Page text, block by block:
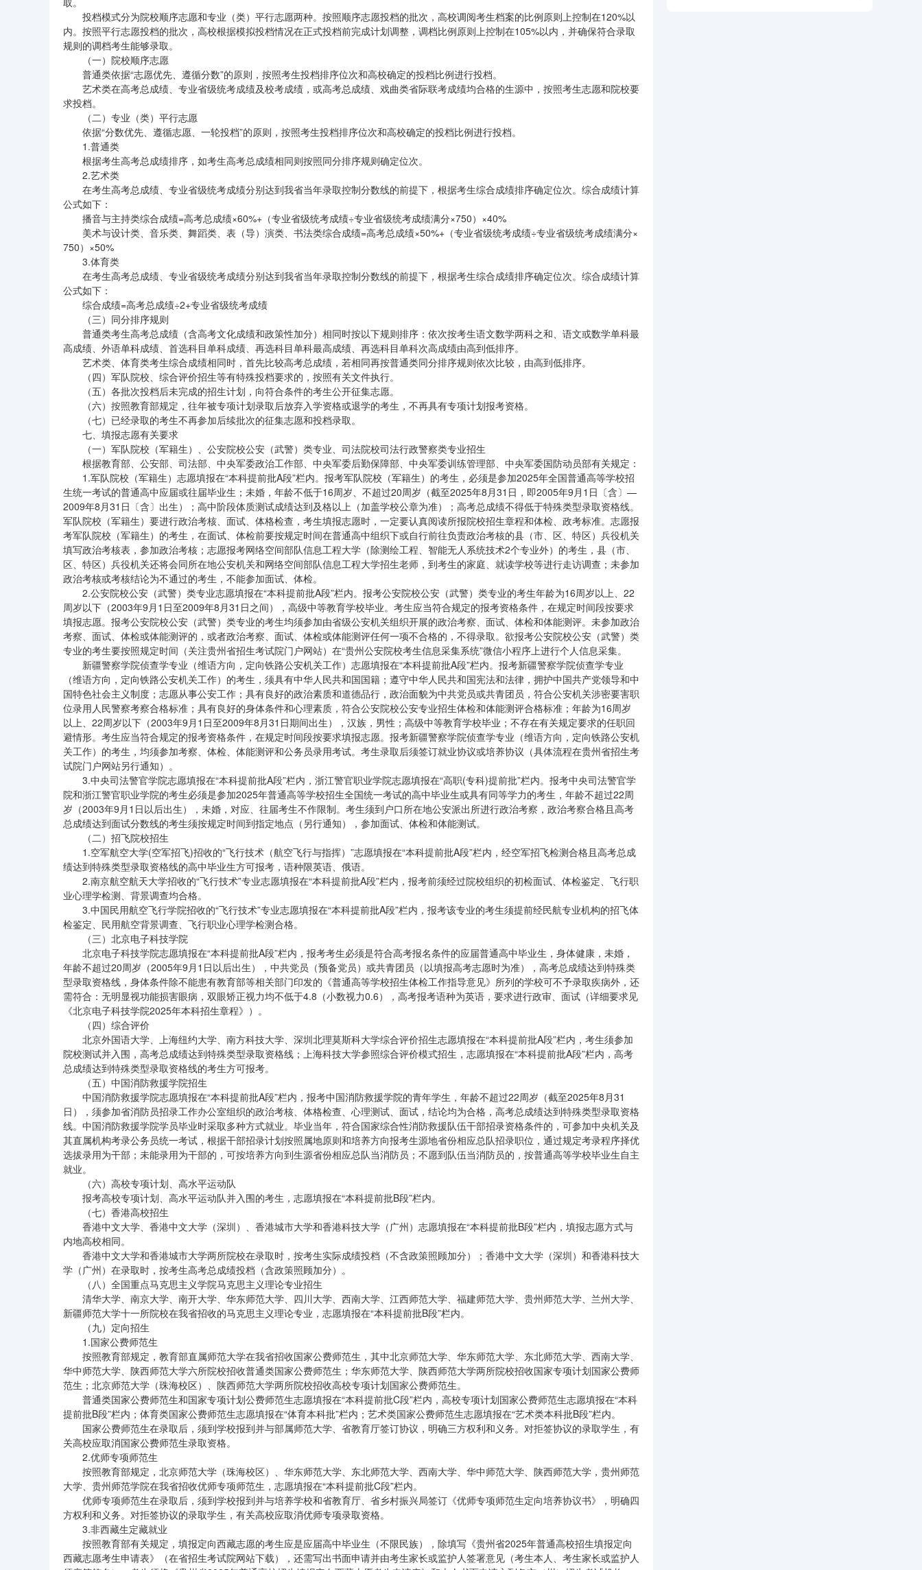
投档模式分为院校顺序志愿和专业（类）平行志愿两种。按照顺序志愿投档的批次，高校调阅考生档案的比例原则上控制在120%以
内。按照平行志愿投档的批次，高校根据模拟投档情况在正式投档前完成计划调整，调档比例原则上控制在105%以内，并确保符合录取
规则的调档考生能够录取。
（一）院校顺序志愿
普通类依据“志愿优先、遵循分数”的原则，按照考生投档排序位次和高校确定的投档比例进行投档。
艺术类在高考总成绩、专业省级统考成绩及校考成绩，或高考总成绩、戏曲类省际联考成绩均合格的生源中，按照考生志愿和院校要
求投档。
（二）专业（类）平行志愿
依据“分数优先、遵循志愿、一轮投档”的原则，按照考生投档排序位次和高校确定的投档比例进行投档。
1.普通类
根据考生高考总成绩排序，如考生高考总成绩相同则按照同分排序规则确定位次。
2.艺术类
在考生高考总成绩、专业省级统考成绩分别达到我省当年录取控制分数线的前提下，根据考生综合成绩排序确定位次。综合成绩计算
公式如下：
播音与主持类综合成绩=高考总成绩×60%+（专业省级统考成绩÷专业省级统考成绩满分×750）×40%
美术与设计类、音乐类、舞蹈类、表（导）演类、书法类综合成绩=高考总成绩×50%+（专业省级统考成绩÷专业省级统考成绩满分×
750）×50%
3.体育类
在考生高考总成绩、专业省级统考成绩分别达到我省当年录取控制分数线的前提下，根据考生综合成绩排序确定位次。综合成绩计算
公式如下：
综合成绩=高考总成绩÷2+专业省级统考成绩
（三）同分排序规则
普通类考生高考总成绩（含高考文化成绩和政策性加分）相同时按以下规则排序：依次按考生语文数学两科之和、语文或数学单科最
高成绩、外语单科成绩、首选科目单科成绩、再选科目单科最高成绩、再选科目单科次高成绩由高到低排序。
艺术类、体育类考生综合成绩相同时，首先比较高考总成绩，若相同再按普通类同分排序规则依次比较，由高到低排序。
（四）军队院校、综合评价招生等有特殊投档要求的，按照有关文件执行。
（五）各批次投档后未完成的招生计划，向符合条件的考生公开征集志愿。
（六）按照教育部规定，往年被专项计划录取后放弃入学资格或退学的考生，不再具有专项计划报考资格。
（七）已经录取的考生不再参加后续批次的征集志愿和投档录取。
七、填报志愿有关要求
（一）军队院校（军籍生）、公安院校公安（武警）类专业、司法院校司法行政警察类专业招生
根据教育部、公安部、司法部、中央军委政治工作部、中央军委后勤保障部、中央军委训练管理部、中央军委国防动员部有关规定：
1.军队院校（军籍生）志愿填报在“本科提前批A段”栏内。报考军队院校（军籍生）的考生，必须是参加2025年全国普通高等学校招
生统一考试的普通高中应届或往届毕业生；未婚，年龄不低于16周岁、不超过20周岁（截至2025年8月31日，即2005年9月1日〔含〕—
2009年8月31日〔含〕出生）；高中阶段体质测试成绩达到及格以上（加盖学校公章为准）；高考总成绩不得低于特殊类型录取资格线。
军队院校（军籍生）要进行政治考核、面试、体格检查，考生填报志愿时，一定要认真阅读所报院校招生章程和体检、政考标准。志愿报
考军队院校（军籍生）的考生，在面试、体检前要按规定时间在普通高中组织下或自行前往负责政治考核的县（市、区、特区）兵役机关
填写政治考核表，参加政治考核；志愿报考网络空间部队信息工程大学（除测绘工程、智能无人系统技术2个专业外）的考生，县（市、
区、特区）兵役机关还将会同所在地公安机关和网络空间部队信息工程大学招生老师，到考生的家庭、就读学校等进行走访调查；未参加
政治考核或考核结论为不通过的考生，不能参加面试、体检。
2.公安院校公安（武警）类专业志愿填报在“本科提前批A段”栏内。报考公安院校公安（武警）类专业的考生年龄为16周岁以上、22
周岁以下（2003年9月1日至2009年8月31日之间），高级中等教育学校毕业。考生应当符合规定的报考资格条件，在规定时间段按要求
填报志愿。报考公安院校公安（武警）类专业的考生均须参加由省级公安机关组织开展的政治考察、面试、体检和体能测评。未参加政治
考察、面试、体检或体能测评的，或者政治考察、面试、体检或体能测评任何一项不合格的，不得录取。欲报考公安院校公安（武警）类
专业的考生要按照规定时间（关注贵州省招生考试院门户网站）在“贵州公安院校考生信息采集系统”微信小程序上进行个人信息采集。
新疆警察学院侦查学专业（维语方向，定向铁路公安机关工作）志愿填报在“本科提前批A段”栏内。报考新疆警察学院侦查学专业
（维语方向，定向铁路公安机关工作）的考生，须具有中华人民共和国国籍；遵守中华人民共和国宪法和法律，拥护中国共产党领导和中
国特色社会主义制度；志愿从事公安工作；具有良好的政治素质和道德品行，政治面貌为中共党员或共青团员，符合公安机关涉密要害职
位录用人民警察考察合格标准；具有良好的身体条件和心理素质，符合公安院校公安专业招生体检和体能测评合格标准；年龄为16周岁
以上、22周岁以下（2003年9月1日至2009年8月31日期间出生），汉族，男性；高级中等教育学校毕业；不存在有关规定要求的任职回
避情形。考生应当符合规定的报考资格条件，在规定时间段按要求填报志愿。报考新疆警察学院侦查学专业（维语方向，定向铁路公安机
关工作）的考生，均须参加考察、体检、体能测评和公务员录用考试。考生录取后须签订就业协议或培养协议（具体流程在贵州省招生考
试院门户网站另行通知）。
3.中央司法警官学院志愿填报在“本科提前批A段”栏内，浙江警官职业学院志愿填报在“高职(专科)提前批”栏内。报考中央司法警官学
院和浙江警官职业学院的考生必须是参加2025年普通高等学校招生全国统一考试的高中毕业生或具有同等学力的考生，年龄不超过22周
岁（2003年9月1日以后出生），未婚，对应、往届考生不作限制。考生须到户口所在地公安派出所进行政治考察，政治考察合格且高考
总成绩达到面试分数线的考生须按规定时间到指定地点（另行通知），参加面试、体检和体能测试。
（二）招飞院校招生
1.空军航空大学(空军招飞)招收的“飞行技术（航空飞行与指挥）”志愿填报在“本科提前批A段”栏内，经空军招飞检测合格且高考总成
绩达到特殊类型录取资格线的高中毕业生方可报考，语种限英语、俄语。
2.南京航空航天大学招收的“飞行技术”专业志愿填报在“本科提前批A段”栏内，报考前须经过院校组织的初检面试、体检鉴定、飞行职
业心理学检测、背景调查均合格。
3.中国民用航空飞行学院招收的“飞行技术”专业志愿填报在“本科提前批A段”栏内，报考该专业的考生须提前经民航专业机构的招飞体
检鉴定、民用航空背景调查、飞行职业心理学检测合格。
（三）北京电子科技学院
北京电子科技学院志愿填报在“本科提前批A段”栏内，报考考生必须是符合高考报名条件的应届普通高中毕业生，身体健康，未婚，
年龄不超过20周岁（2005年9月1日以后出生），中共党员（预备党员）或共青团员（以填报高考志愿时为准），高考总成绩达到特殊类
型录取资格线，身体条件除不能患有教育部等相关部门印发的《普通高等学校招生体检工作指导意见》所列的学校可不予录取疾病外，还
需符合：无明显视功能损害眼病，双眼矫正视力均不低于4.8（小数视力0.6），高考报考语种为英语，要求进行政审、面试（详细要求见
《北京电子科技学院2025年本科招生章程》）。
（四）综合评价
北京外国语大学、上海纽约大学、南方科技大学、深圳北理莫斯科大学综合评价招生志愿填报在“本科提前批A段”栏内，考生须参加
院校测试并入围，高考总成绩达到特殊类型录取资格线；上海科技大学参照综合评价模式招生，志愿填报在“本科提前批A段”栏内，高考
总成绩达到特殊类型录取资格线的考生方可报考。
（五）中国消防救援学院招生
中国消防救援学院志愿填报在“本科提前批A段”栏内，报考中国消防救援学院的青年学生，年龄不超过22周岁（截至2025年8月31
日），须参加省消防员招录工作办公室组织的政治考核、体格检查、心理测试、面试，结论均为合格，高考总成绩达到特殊类型录取资格
线。中国消防救援学院学员毕业时采取多种方式就业。毕业当年，符合国家综合性消防救援队伍干部招录资格条件的，可参加中央机关及
其直属机构考录公务员统一考试，根据干部招录计划按照属地原则和培养方向报考生源地省份相应总队招录职位，通过规定考录程序择优
选拔录用为干部；未能录用为干部的，可按培养方向到生源省份相应总队当消防员；不愿到队伍当消防员的，按普通高等学校毕业生自主
就业。
（六）高校专项计划、高水平运动队
报考高校专项计划、高水平运动队并入围的考生，志愿填报在“本科提前批B段”栏内。
（七）香港高校招生
香港中文大学、香港中文大学（深圳）、香港城市大学和香港科技大学（广州）志愿填报在“本科提前批B段”栏内，填报志愿方式与
内地高校相同。
香港中文大学和香港城市大学两所院校在录取时，按考生实际成绩投档（不含政策照顾加分）；香港中文大学（深圳）和香港科技大
学（广州）在录取时，按考生高考总成绩投档（含政策照顾加分）。
（八）全国重点马克思主义学院马克思主义理论专业招生
清华大学、南京大学、南开大学、华东师范大学、四川大学、西南大学、江西师范大学、福建师范大学、贵州师范大学、兰州大学、
新疆师范大学十一所院校在我省招收的马克思主义理论专业，志愿填报在“本科提前批B段”栏内。
（九）定向招生
1.国家公费师范生
按照教育部规定，教育部直属师范大学在我省招收国家公费师范生，其中北京师范大学、华东师范大学、东北师范大学、西南大学、
华中师范大学、陕西师范大学六所院校招收普通类国家公费师范生；华东师范大学、陕西师范大学两所院校招收国家专项计划国家公费师
范生；北京师范大学（珠海校区）、陕西师范大学两所院校招收高校专项计划国家公费师范生。
普通类国家公费师范生和国家专项计划公费师范生志愿填报在“本科提前批C段”栏内，高校专项计划国家公费师范生志愿填报在“本科
提前批B段”栏内；体育类国家公费师范生志愿填报在“体育本科批”栏内；艺术类国家公费师范生志愿填报在“艺术类本科批B段”栏内。
国家公费师范生在录取后，须到学校报到并与部属师范大学、省教育厅签订协议，明确三方权利和义务。对拒签协议的录取学生，有
关高校应取消国家公费师范生录取资格。
2.优师专项师范生
按照教育部规定，北京师范大学（珠海校区）、华东师范大学、东北师范大学、西南大学、华中师范大学、陕西师范大学，贵州师范
大学、贵州师范学院在我省招收优师专项师范生，志愿填报在“本科提前批C段”栏内。
优师专项师范生在录取后，须到学校报到并与培养学校和省教育厅、省乡村振兴局签订《优师专项师范生定向培养协议书》，明确四
方权利和义务。对拒签协议的录取学生，有关高校应取消优师专项录取资格。
3.非西藏生定藏就业
按照教育部有关规定，填报定向西藏志愿的考生应是应届高中毕业生（不限民族），除填写《贵州省2025年普通高校招生填报定向
西藏志愿考生申请表》（在省招生考试院网站下载），还需写出书面申请并由考生家长或监护人签署意见（考生本人、考生家长或监护人